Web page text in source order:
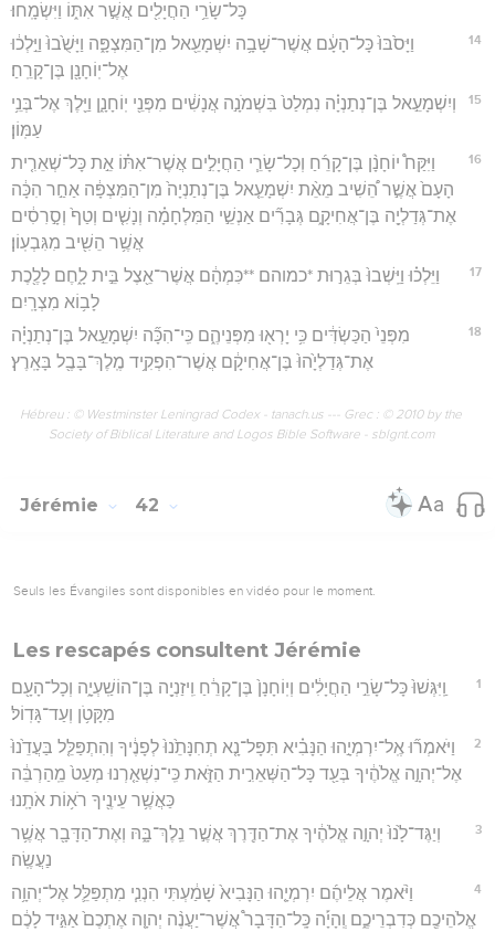
כָּל־שָׂרֵ֥י הַחֲיָלִ֖ים אֲשֶׁ֣ר אִתּ֑וֹ וַיִּשְׂמָֽחוּ׃
14
וַיָּסֹ֙בּוּ֙ כָּל־הָעָ֔ם אֲשֶׁר־שָׁבָ֥ה יִשְׁמָעֵ֖אל מִן־הַמִּצְפָּ֑ה וַיָּשֻׁ֙בוּ֙ וַיֵּ֣לְכ֔וּ
אֶל־יֽוֹחָנָ֖ן בֶּן־קָרֵֽחַ׃
15
וְיִשְׁמָעֵ֣אל בֶּן־נְתַנְיָ֗ה נִמְלַט֙ בִּשְׁמֹנָ֣ה אֲנָשִׁ֔ים מִפְּנֵ֖י יֽוֹחָנָ֑ן וַיֵּ֖לֶךְ אֶל־בְּנֵ֥י
עַמּֽוֹן׃
16
וַיִּקַּח֩ יוֹחָנָ֨ן בֶּן־קָרֵ֜חַ וְכָל־שָׂרֵ֧י הַחֲיָלִ֣ים אֲשֶׁר־אִתּ֗וֹ אֵ֣ת כָּל־שְׁאֵרִ֤ית
הָעָם֙ אֲשֶׁ֣ר הֵ֠שִׁיב מֵאֵ֨ת יִשְׁמָעֵ֤אל בֶּן־נְתַנְיָה֙ מִן־הַמִּצְפָּ֔ה אַחַ֣ר הִכָּ֔ה
אֶת־גְּדַלְיָ֖ה בֶּן־אֲחִיקָ֑ם גְּבָרִ֞ים אַנְשֵׁ֣י הַמִּלְחָמָ֗ה וְנָשִׁ֤ים וְטַף֙ וְסָ֣רִסִ֔ים
אֲשֶׁ֥ר הֵשִׁ֖יב מִגִּבְעֽוֹן׃
17
וַיֵּלְכ֗וּ וַיֵּֽשְׁבוּ֙ בְּגֵר֣וּת *כמוהם **כִּמְהָ֔ם אֲשֶׁר־אֵ֖צֶל בֵּ֣ית לָ֑חֶם לָלֶ֖כֶת
לָב֥וֹא מִצְרָֽיִם׃
18
מִפְּנֵי֙ הַכַּשְׂדִּ֔ים כִּ֥י יָרְא֖וּ מִפְּנֵיהֶ֑ם כִּֽי־הִכָּ֞ה יִשְׁמָעֵ֣אל בֶּן־נְתַנְיָ֗ה
אֶת־גְּדַלְיָ֙הוּ֙ בֶּן־אֲחִיקָ֔ם אֲשֶׁר־הִפְקִ֥יד מֶֽלֶךְ־בָּבֶ֖ל בָּאָֽרֶץ׃
Hébreu : © Westminster Leningrad Codex - tanach.us --- Grec : © 2010 by the
Society of Biblical Literature and Logos Bible Software - sblgnt.com
Jérémie 42
Seuls les Évangiles sont disponibles en vidéo pour le moment.
Les rescapés consultent Jérémie
1
וַֽיִּגְּשׁוּ֙ כָּל־שָׂרֵ֣י הַחֲיָלִ֔ים וְיֽוֹחָנָן֙ בֶּן־קָרֵ֔חַ וִֽיזַנְיָ֖ה בֶּן־הוֹשַֽׁעְיָ֑ה וְכָל־הָעָ֖ם
מִקָּטֹ֥ן וְעַד־גָּדֽוֹל׃
2
וַיֹּאמְר֞וּ אֶֽל־יִרְמְיָ֣הוּ הַנָּבִ֗יא תִּפָּל־נָ֤א תְחִנָּתֵ֙נוּ֙ לְפָנֶ֔יךָ וְהִתְפַּלֵּ֤ל בַּעֲדֵ֙נוּ֙
אֶל־יְהוָ֣ה אֱלֹהֶ֔יךָ בְּעַ֖ד כָּל־הַשְּׁאֵרִ֣ית הַזֹּ֑את כִּֽי־נִשְׁאַ֤רְנוּ מְעַט֙ מֵֽהַרְבֵּ֔ה
כַּאֲשֶׁ֥ר עֵינֶ֖יךָ רֹא֥וֹת אֹתָֽנוּ׃
3
וְיַגֶּד־לָ֙נוּ֙ יְהוָ֣ה אֱלֹהֶ֔יךָ אֶת־הַדֶּ֖רֶךְ אֲשֶׁ֣ר נֵֽלֶךְ־בָּ֑הּ וְאֶת־הַדָּבָ֖ר אֲשֶׁ֥ר
נַעֲשֶֽׂה׃
4
וַיֹּ֨אמֶר אֲלֵיהֶ֜ם יִרְמְיָ֤הוּ הַנָּבִיא֙ שָׁמַ֔עְתִּי הִנְנִ֧י מִתְפַּלֵּ֛ל אֶל־יְהוָ֥ה
אֱלֹהֵיכֶ֖ם כְּדִבְרֵיכֶ֑ם וְֽהָיָ֡ה כָּֽל־הַדָּבָר֩ אֲשֶׁר־יַעֲנֶ֨ה יְהוָ֤ה אֶתְכֶם֙ אַגִּ֣יד לָכֶ֔ם